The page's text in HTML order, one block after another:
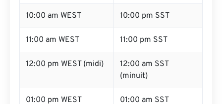
10:00 am WEST 10:00 pm SST
11:00 am WEST 11:00 pm SST
12:00 pm WEST (midi)
12:00 am SST
(minuit)
01:00 pm WEST 01:00 am SST